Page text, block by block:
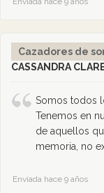
Cazadores de
CASSANDRA
Somos todos
Tenemos en
de aquellos
memoria, no
Enviada hace 9 años